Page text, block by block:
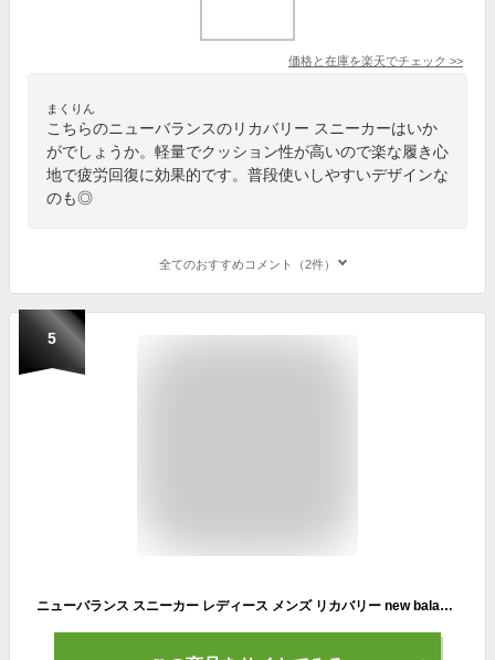
価格と在庫を楽天でチェック >>
まくりん
こちらのニューバランスのリカバリー スニーカーはいか
がでしょうか。軽量でクッション性が高いので楽な履き心
地で疲労回復に効果的です。普段使いしやすいデザインな
のも◎
全てのおすすめコメント（2件）
5
ニューバランス スニーカー レディース メンズ リカバリー new balance フレッシュフォーム Fresh Foam RCVRY ブラック グレー ネイビー NB